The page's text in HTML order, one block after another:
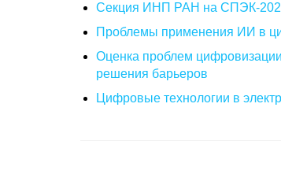
Секция ИНП РАН на СПЭК-
Проблемы применения ИИ в
Оценка проблем
решения барьеров
Цифровые технологии в